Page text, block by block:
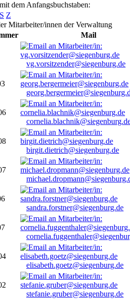
dem Anfangsbuchstaben:
S Z
Mitarbeiter/innen der Verwaltung
Mail
vg.vorsitzender@siegenburg.de
birgit.dietrich@siegenburg.de
sandra.forstner@siegenburg.de
elisabeth.goetz@siegenburg.de
stefanie.gruber@siegenburg.de